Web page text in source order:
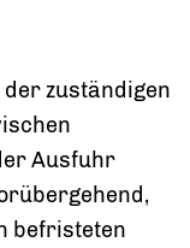
der zuständigen
Ausfuhr
befristeten